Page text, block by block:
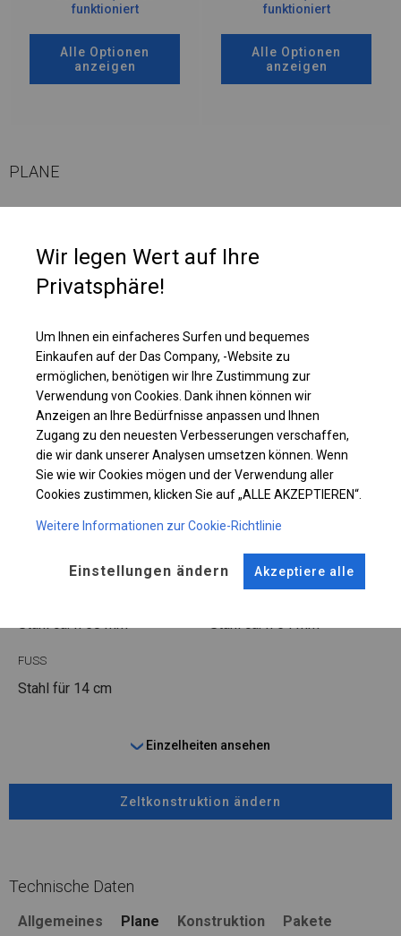
funktioniert
Alle Optionen
anzeigen
funktioniert
Alle Optionen
anzeigen
PLANE
vollständig transparente Fenster. Es ist eine großartige Lösung für
Werkstattzelte, in denen eine Beleuchtung erforderlich ist, wir jedoch nicht
möchten, dass das, was wir tun, für Außenstehende sichtbar ist.
Einzelheiten ansehen
Plane ändern
KONSTRUKTION
WINTER
Stahl ca.fi 50 mm Stahl ca.fi 54 mm
FUSS
Stahl für 14 cm
Einzelheiten ansehen
Zeltkonstruktion ändern
Technische Daten
Allgemeines Plane Konstruktion Pakete
Wir legen Wert auf Ihre
Privatsphäre!
Um Ihnen ein einfacheres Surfen und bequemes
Einkaufen auf der Das Company, -Website zu
ermöglichen, benötigen wir Ihre Zustimmung zur
Verwendung von Cookies. Dank ihnen können wir
Anzeigen an Ihre Bedürfnisse anpassen und Ihnen
Zugang zu den neuesten Verbesserungen verschaffen,
die wir dank unserer Analysen umsetzen können. Wenn
Sie wie wir Cookies mögen und der Verwendung aller
Cookies zustimmen, klicken Sie auf „ALLE AKZEPTIEREN“.
Weitere Informationen zur Cookie-Richtlinie
Einstellungen ändern Akzeptiere alle